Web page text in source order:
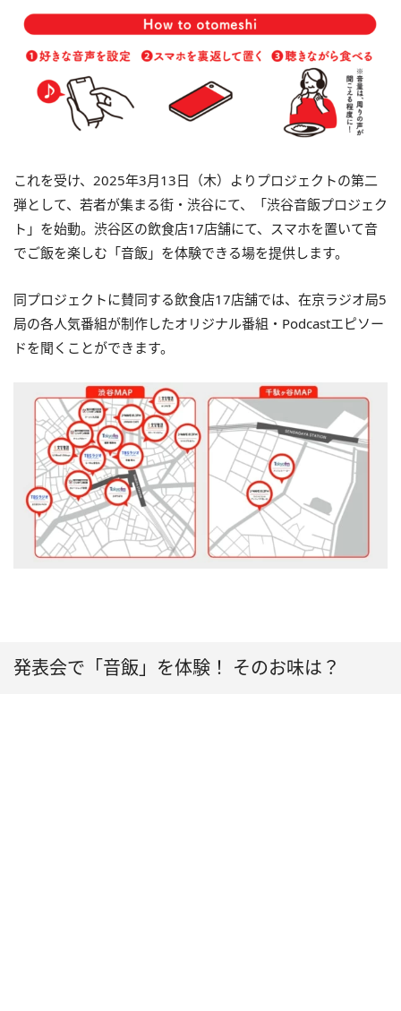
これを受け、2025年3月13日（木）よりプロジェクトの第二
弾として、若者が集まる街・渋谷にて、「渋谷音飯プロジェク
ト」を始動。渋谷区の飲食店17店舗にて、スマホを置いて音
でご飯を楽しむ「音飯」を体験できる場を提供します。
同プロジェクトに賛同する飲食店17店舗では、在京ラジオ局5
局の各人気番組が制作したオリジナル番組・Podcastエピソー
ドを聞くことができます。
発表会で「音飯」を体験！ そのお味は？